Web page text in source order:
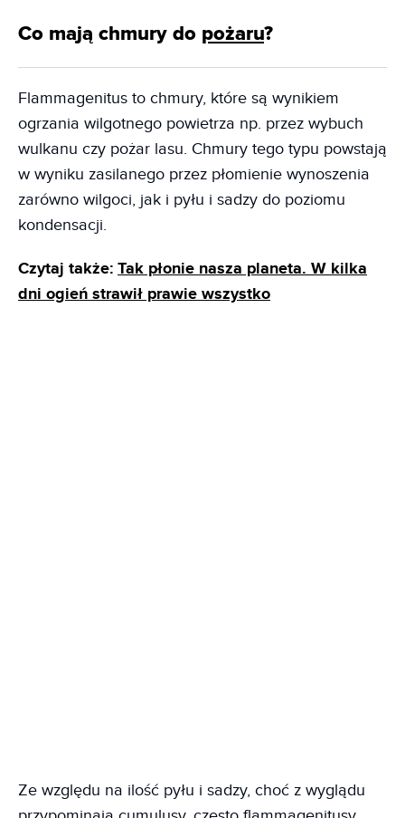
Co mają chmury do pożaru?
Flammagenitus to chmury, które są wynikiem
ogrzania wilgotnego powietrza np. przez wybuch
wulkanu czy pożar lasu. Chmury tego typu powstają
w wyniku zasilanego przez płomienie wynoszenia
zarówno wilgoci, jak i pyłu i sadzy do poziomu
kondensacji.
Czytaj także: Tak płonie nasza planeta. W kilka
dni ogień strawił prawie wszystko
Ze względu na ilość pyłu i sadzy, choć z wyglądu